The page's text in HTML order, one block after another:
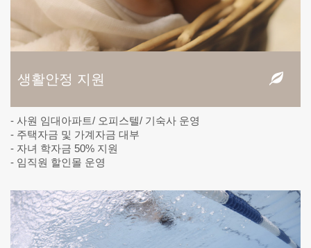
생활안정 지원
- 사원 임대아파트/ 오피스텔/ 기숙사 운영
- 주택자금 및 가계자금 대부
- 자녀 학자금 50% 지원
- 임직원 할인몰 운영